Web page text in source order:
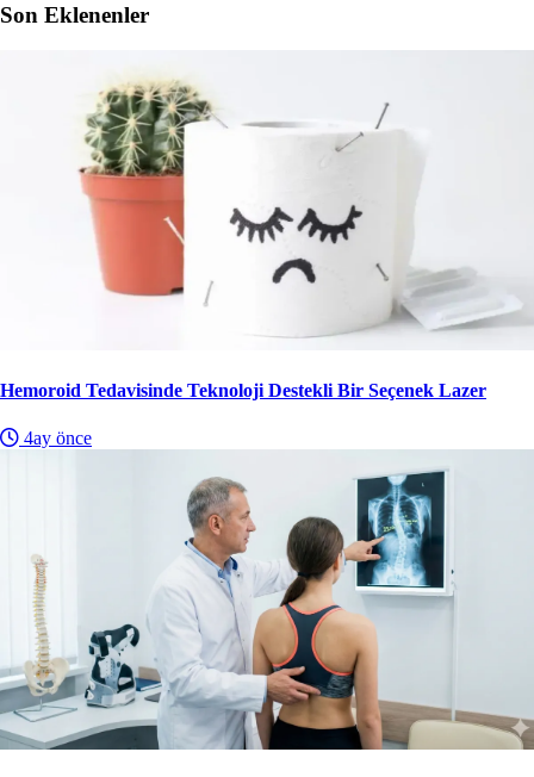
Son Eklenenler
Hemoroid Tedavisinde Teknoloji Destekli Bir Seçenek Lazer
4ay önce